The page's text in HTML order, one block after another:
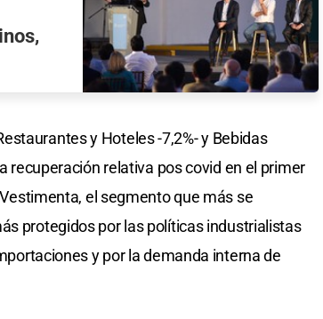
y Hoteles -7,2%- y Bebidas
recuperación relativa pos covid en el primer
el segmento que más se
protegidos por las políticas industrialistas
y por la demanda interna de